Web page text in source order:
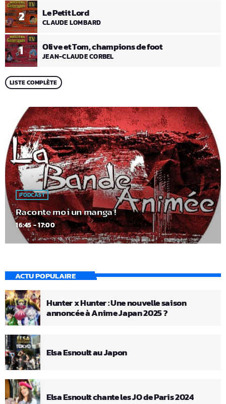
1 Olive et Tom, champions de foot
JEAN-CLAUDE CORBEL
2 Le Petit Lord
CLAUDE LOMBARD
LISTE COMPLÈTE
PODCAST
Raconte moi un manga !
16:45 - 17:00
ACTU POPULAIRE
Hunter x Hunter : Une nouvelle saison
annoncée à Anime Japan 2025 ?
Elsa Esnoult au Japon
Elsa Esnoult chante les JO de Paris 2024